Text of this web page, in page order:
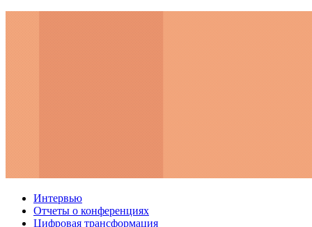
Интервью
Отчеты о конференциях
Цифровая трансформация